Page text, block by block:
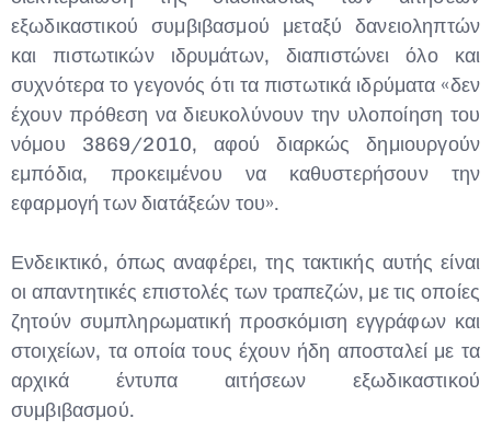
εξωδικαστικού συμβιβασμού μεταξύ δανειοληπτών
και πιστωτικών ιδρυμάτων, διαπιστώνει όλο και
συχνότερα το γεγονός ότι τα πιστωτικά ιδρύματα «δεν
έχουν πρόθεση να διευκολύνουν την υλοποίηση του
νόμου 3869/2010, αφού διαρκώς δημιουργούν
εμπόδια, προκειμένου να καθυστερήσουν την
εφαρμογή των διατάξεών του».
Ενδεικτικό, όπως αναφέρει, της τακτικής αυτής είναι
οι απαντητικές επιστολές των τραπεζών, με τις οποίες
ζητούν συμπληρωματική προσκόμιση εγγράφων και
στοιχείων, τα οποία τους έχουν ήδη αποσταλεί με τα
αρχικά έντυπα αιτήσεων εξωδικαστικού
συμβιβασμού.